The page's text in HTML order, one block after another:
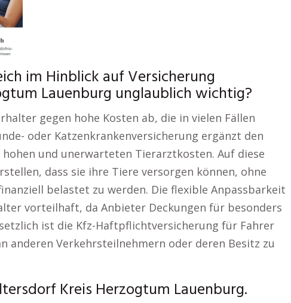
im Hinblick auf Versicherung
Lauenburg unglaublich wichtig?
gegen hohe Kosten ab, die in vielen Fällen
oder Katzenkrankenversicherung ergänzt den
und unerwarteten Tierarztkosten. Auf diese
dass sie ihre Tiere versorgen können, ohne
belastet zu werden. Die flexible Anpassbarkeit
vorteilhaft, da Anbieter Deckungen für besonders
ist die Kfz-Haftpflichtversicherung für Fahrer
anderen Verkehrsteilnehmern oder deren Besitz zu
Kreis Herzogtum Lauenburg.